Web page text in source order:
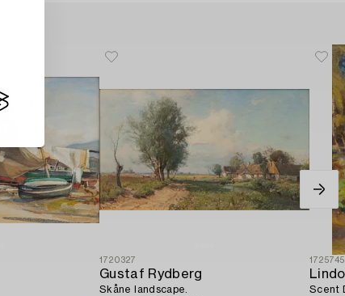
1720327
Gustaf Rydberg
Skåne landscape.
1725745
Scent